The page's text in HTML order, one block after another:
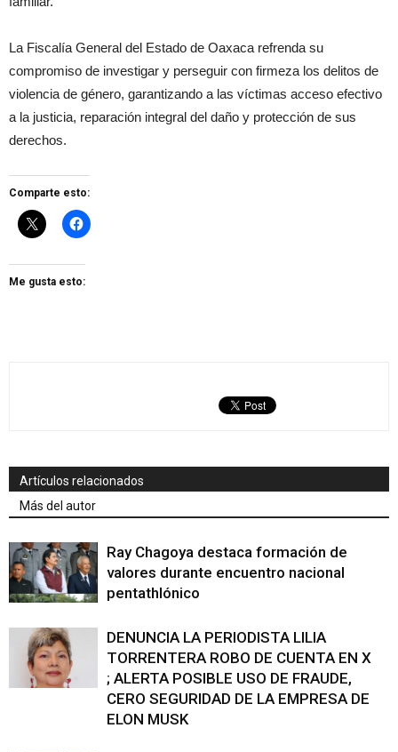
La Fiscalía General del Estado de Oaxaca refrenda su
compromiso de investigar y perseguir con firmeza los delitos de
violencia de género, garantizando a las víctimas acceso efectivo
a la justicia, reparación integral del daño y protección de sus
derechos.
Comparte esto:
Me gusta esto:
Artículos relacionados
Más del autor
Ray Chagoya destaca formación de
valores durante encuentro nacional
pentathlónico
DENUNCIA LA PERIODISTA LILIA
TORRENTERA ROBO DE CUENTA EN X
; ALERTA POSIBLE USO DE FRAUDE,
CERO SEGURIDAD DE LA EMPRESA DE
ELON MUSK